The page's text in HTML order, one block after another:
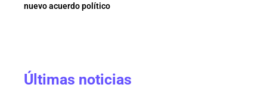
nuevo acuerdo político
Últimas noticias